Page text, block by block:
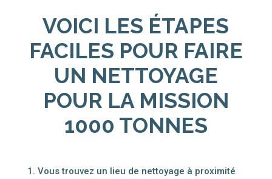
VOICI LES ÉTAPES
FACILES POUR FAIRE
UN NETTOYAGE
POUR LA MISSION
1000 TONNES
Vous trouvez un lieu de nettoyage à proximité